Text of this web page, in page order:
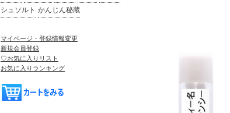
シュソルト かんじん秘蔵
マイページ・登録情報変更
新規会員登録
♡お気に入りリスト
お気に入りランキング